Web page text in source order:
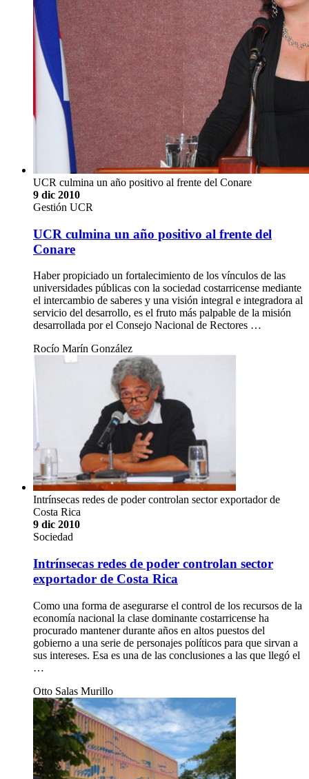
UCR culmina un año positivo al frente del Conare
9 dic 2010
Gestión UCR
UCR culmina un año positivo al frente del
Conare
Haber propiciado un fortalecimiento de los vínculos de las
universidades públicas con la sociedad costarricense mediante
el intercambio de saberes y una visión integral e integradora al
servicio del desarrollo, es el fruto más palpable de la misión
desarrollada por el Consejo Nacional de Rectores …
Rocío Marín González
Intrínsecas redes de poder controlan sector exportador de
Costa Rica
9 dic 2010
Sociedad
Intrínsecas redes de poder controlan sector
exportador de Costa Rica
Como una forma de asegurarse el control de los recursos de la
economía nacional la clase dominante costarricense ha
procurado mantener durante años en altos puestos del
gobierno a una serie de personajes políticos para que sirvan a
sus intereses. Esa es una de las conclusiones a las que llegó el
…
Otto Salas Murillo